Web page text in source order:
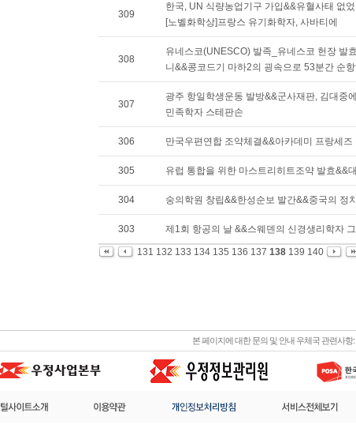
309
한국, UN 식량농업기구 가입&&유혈사태 없
[노벨화학상]프랑스 유기화학자, 사바티에
308
유네스코(UNESCO) 발족_유네스코 헌장 발
니&&콩코드기 마하2의 굉속으로 53분간 순
307
광주 항일학생운동 발방&&군사재판, 김대중
민족학자 스테판손
306 만국우편연합 조약체결&&아카데미 프랑세
305 유럽 통합을 위한 마스트리히트조약 발효&&
304 숭의학원 창립&&한성순보 발간&&중국의 정
303 제1회 항공의 날 &&스웨덴의 신경생리학자
131 132 133 134 135 136 137 138 139 140
본 페이지에 대한 문의 및 안내 우체국 관련사항